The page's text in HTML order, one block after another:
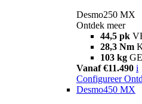
Desmo250 MX
Ontdek meer
44,5 pk
28,3 Nm
103 kg
Vanaf €11.490 i
Configureer
Desmo450 MX